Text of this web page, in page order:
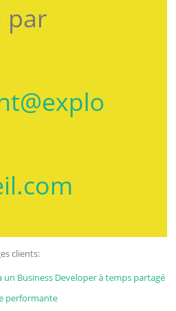
par
clients:
un Business Developer à temps partagé
performante